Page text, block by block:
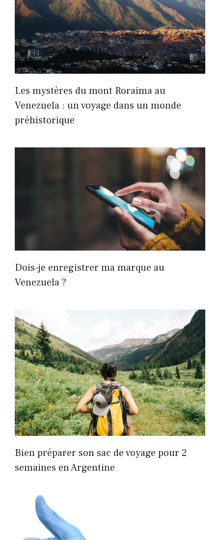
Les mystères du mont Roraima au
Venezuela : un voyage dans un monde
préhistorique
Dois-je enregistrer ma marque au
Venezuela ?
Bien préparer son sac de voyage pour 2
semaines en Argentine